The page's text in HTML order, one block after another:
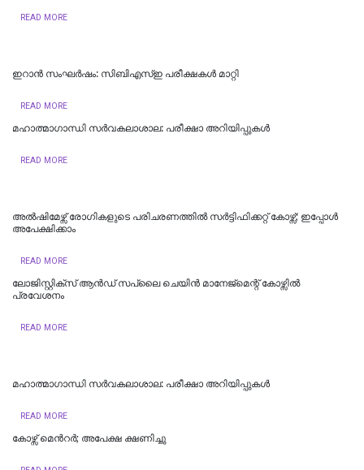
READ MORE
ഇറാൻ സംഘർഷം: സിബിഎസ്ഇ പരീക്ഷകൾ മാറ്റി
READ MORE
മഹാത്മാഗാന്ധി സർവകലാശാല: പരീക്ഷാ അറിയിപ്പുകൾ
READ MORE
അല്‍ഷിമേഴ്സ് രോഗികളുടെ പരിചരണത്തില്‍ സര്‍ട്ടിഫിക്കറ്റ് കോഴ്സ്; ഇപ്പോള്‍
അപേക്ഷിക്കാം
READ MORE
​ലോജിസ്റ്റിക്സ് ആൻഡ് സപ്ലൈ ചെയിൻ മാനേജ്‌മെന്റ് കോഴ്സിൽ
പ്രവേശനം
READ MORE
മഹാത്മാഗാന്ധി സർവകലാശാല: പരീക്ഷാ അറിയിപ്പുകൾ
READ MORE
കോഴ്സ് മെന്‍റര്‍; അപേക്ഷ ക്ഷണിച്ചു